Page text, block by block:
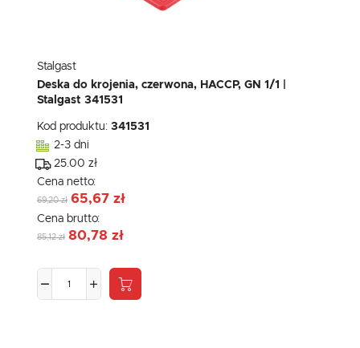
Stalgast
Deska do krojenia, czerwona, HACCP, GN 1/1 |
Stalgast 341531
Kod produktu: 341531
2-3 dni
25.00 zł
Cena netto:
69,20 zł 65,67 zł
Cena brutto:
85,12 zł 80,78 zł